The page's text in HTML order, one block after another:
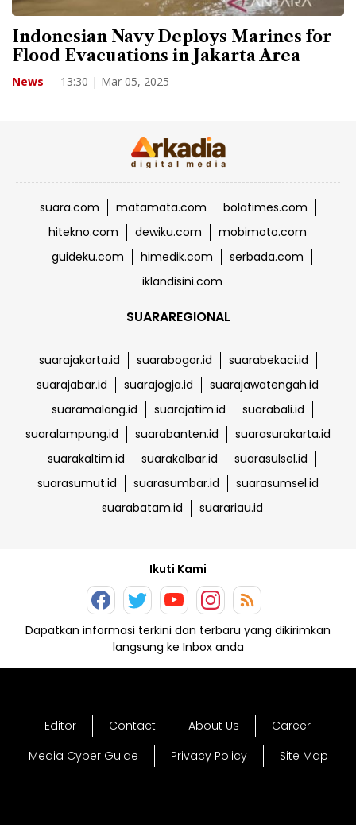
Indonesian Navy Deploys Marines for
Flood Evacuations in Jakarta Area
News 13:30 | Mar 05, 2025
suara.com matamata.com
bolatimes.com
hitekno.com
dewiku.com
mobimoto.com
guideku.com
himedik.com
serbada.com
iklandisini.com
SUARAREGIONAL
suarajakarta.id suarabogor.id
suarabekaci.id
suarajabar.id
suarajogja.id
suarajawatengah.id
suaramalang.id
suarajatim.id
suarabali.id
suaralampung.id
suarabanten.id
suarasurakarta.id
suarakaltim.id
suarakalbar.id
suarasulsel.id
suarasumut.id
suarasumbar.id
suarasumsel.id
suarabatam.id
suarariau.id
Ikuti Kami
Dapatkan informasi terkini dan terbaru yang dikirimkan
langsung ke Inbox anda
Editor Contact About Us
Career
Media Cyber Guide
Privacy Policy Site Map